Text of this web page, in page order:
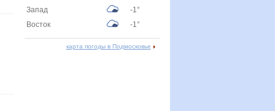
Запад
-1°
Восток
-1°
карта погоды в Подмосковье